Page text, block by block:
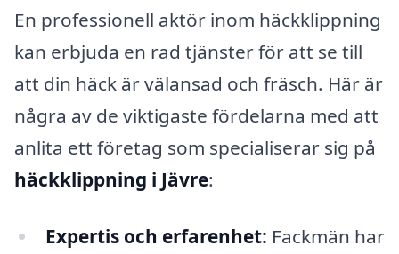
En professionell aktör inom häckklippning
kan erbjuda en rad tjänster för att se till
att din häck är välansad och fräsch. Här är
några av de viktigaste fördelarna med att
anlita ett företag som specialiserar sig på
häckklippning i Jävre:
Expertis och erfarenhet: Fackmän har